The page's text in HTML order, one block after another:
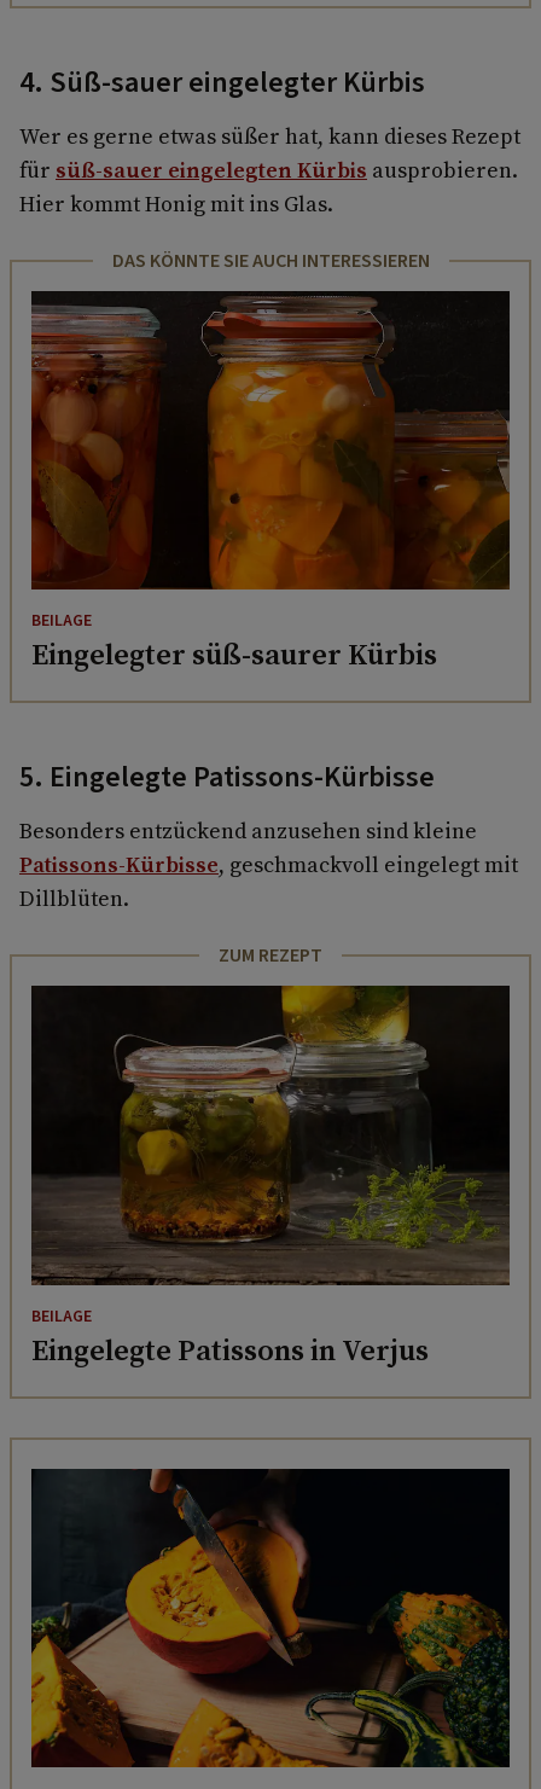
4. Süß-sauer eingelegter Kürbis
Wer es gerne etwas süßer hat, kann dieses Rezept
für süß-sauer eingelegten Kürbis ausprobieren.
Hier kommt Honig mit ins Glas.
DAS KÖNNTE SIE AUCH INTERESSIEREN
BEILAGE
Eingelegter süß-saurer Kürbis
5. Eingelegte Patissons-Kürbisse
Besonders entzückend anzusehen sind kleine
Patissons-Kürbisse, geschmackvoll eingelegt mit
Dillblüten.
ZUM REZEPT
BEILAGE
Eingelegte Patissons in Verjus